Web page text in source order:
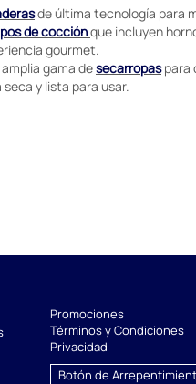
de última tecnología para
de cocciónque incluyen
gourmet.
gama desecarropaspara
seca y lista para usar.
Promociones
Términos y Condiciones
Privacidad
Botón de